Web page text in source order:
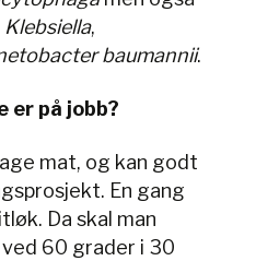
Klebsiella,
baumannii.
er på jobb?
mat, og kan godt
En gang
Da skal man
60 grader i 30